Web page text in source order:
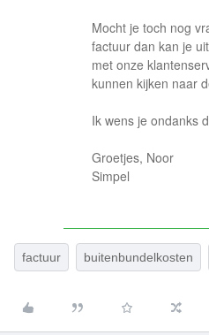
Mocht je toch nog
factuur dan kan je
met onze
kunnen kijken naar
Ik wens je ondanks
Groetjes, Noor
Simpel
factuur buitenbundelkosten